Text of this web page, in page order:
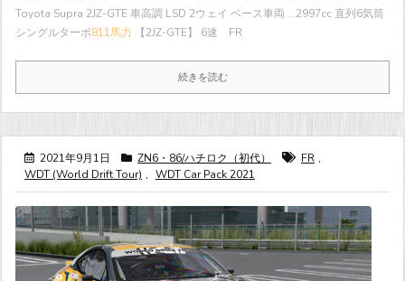
Toyota Supra 2JZ-GTE 車高調 LSD 2ウェイ ベース車両 ...2997cc 直列6気筒
シングルターボ811馬力 【2JZ-GTE】 6速 FR
続きを読む
2021年9月1日 ZN6・86/ハチロク（初代） FR ,
WDT (World Drift Tour) , WDT Car Pack 2021